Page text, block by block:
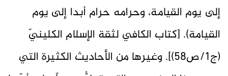
إلى يوم القيامة، وحرامه حرام أبدا إلى يوم
القيامة). [كتاب الكافي لثقة الإسلام الكلينيّ
(ج1/ص58)]. وغيرها من الأحاديث الكثيرة التي